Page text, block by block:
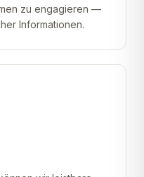
zu engagieren —
Informationen.